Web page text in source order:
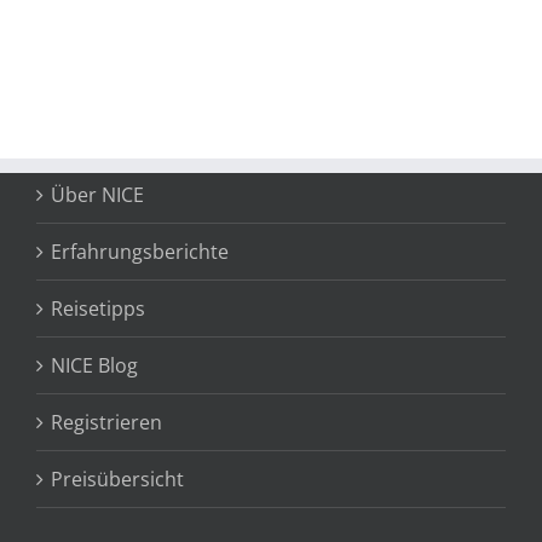
Über NICE
Erfahrungsberichte
Reisetipps
NICE Blog
Registrieren
Preisübersicht